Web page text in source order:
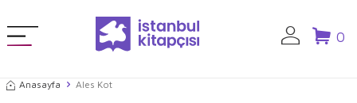
0
Anasayfa Ales Kot